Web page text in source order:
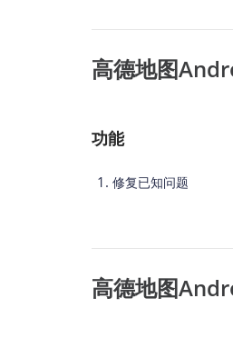
高德地图
功能
修复已知问题
高德地图